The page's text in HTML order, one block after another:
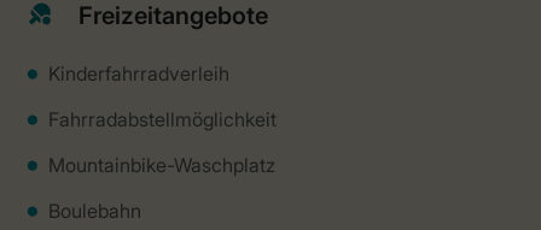
Freizeitangebote
Kinderfahrradverleih
Fahrradabstellmöglichkeit
Mountainbike-Waschplatz
Boulebahn